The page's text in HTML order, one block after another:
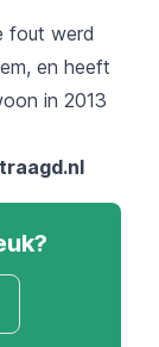
fout werd
en heeft
in 2013